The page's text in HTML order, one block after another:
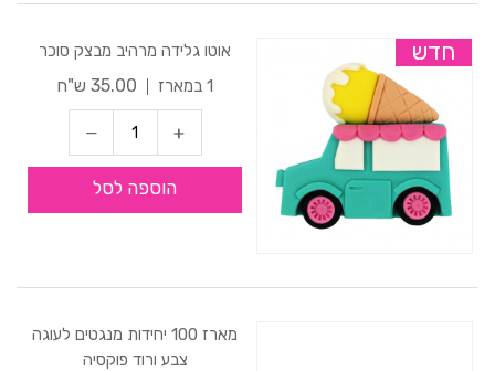
חדש
אוטו גלידה מרהיב מבצק סוכר
1 במארז
35.00 ש"ח
הוספה לסל
מארז 100 יחידות מנגטים לעוגה
צבע ורוד פוקסיה